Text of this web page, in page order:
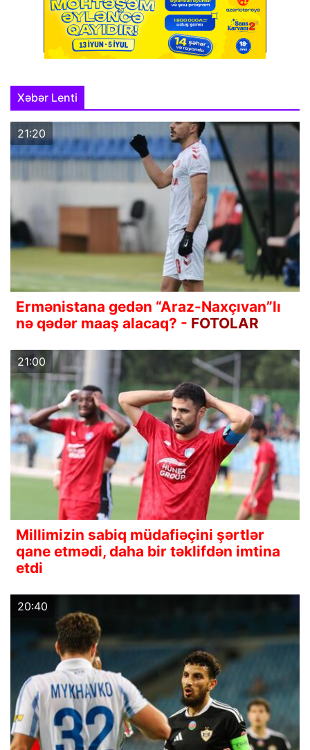
Xəbər Lenti
21:20
Ermənistana gedən “Araz-Naxçıvan”lı
nə qədər maaş alacaq? - FOTOLAR
21:00
Millimizin sabiq müdafiəçini şərtlər
qane etmədi, daha bir təklifdən imtina
etdi
20:40